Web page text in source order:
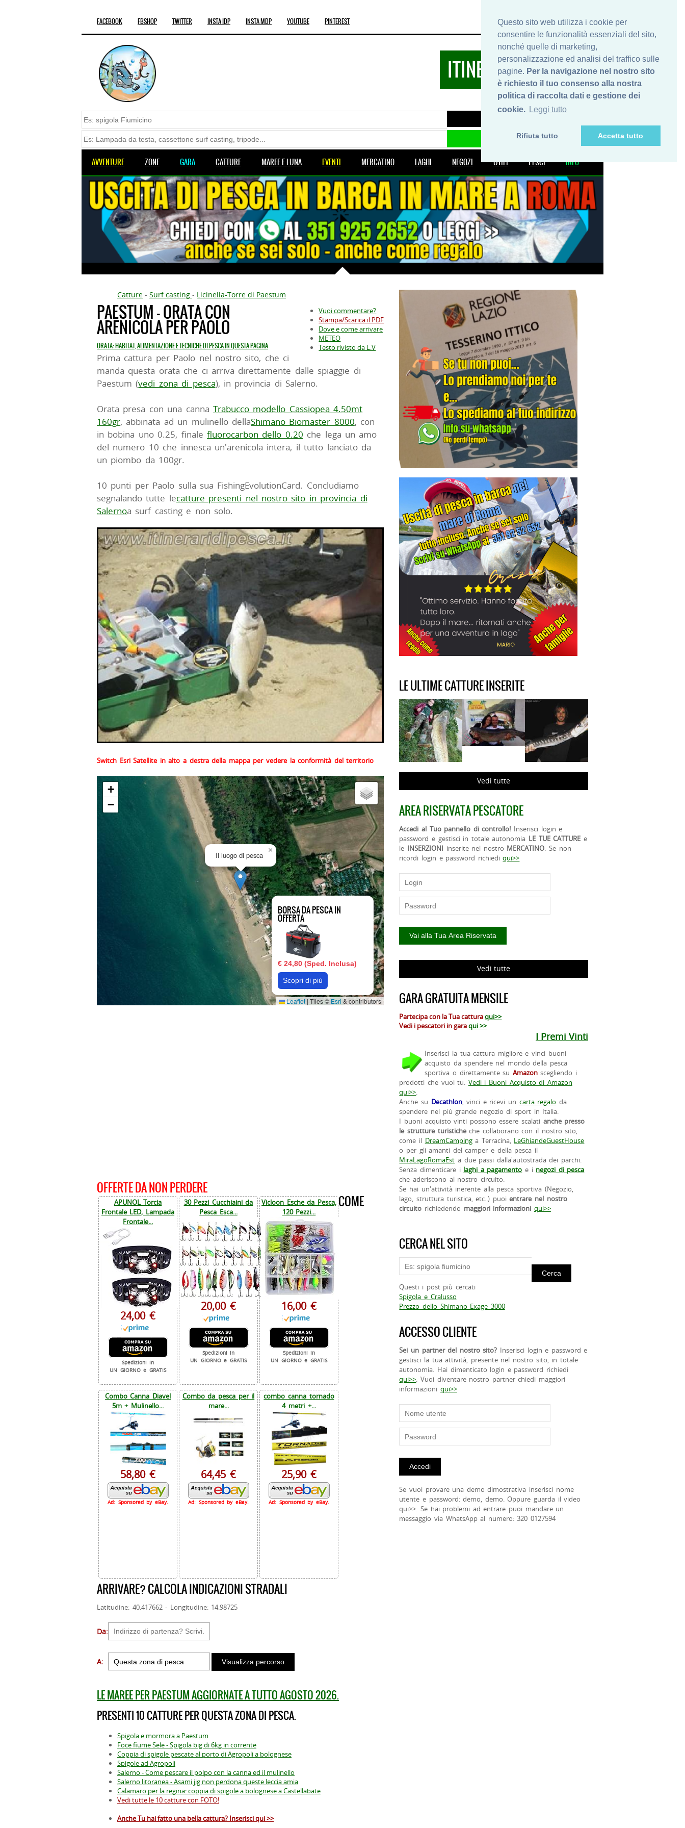
Questo sito web utilizza i cookie per
consentire le funzionalità essenziali del sito,
nonché quelle di marketing,
personalizzazione ed analisi del traffico sulle
pagine. Per la navigazione nel nostro sito
è richiesto il tuo consenso alla nostra
politica di raccolta dati e gestione dei
cookie. Leggi tutto
Rifiuta tutto Accetta tutto
FACEBOOK FBSHOP TWITTER INSTA IDP INSTA MDP YOUTUBE PINTEREST PRIVACY
SHOP
INFO
ITINERARIDIPESCA.IT
AVVENTURE ZONE GARA CATTURE MAREE E LUNA EVENTI MERCATINO LAGHI NEGOZI UTILI PESCI INFO
Catture - Surf casting - Licinella-Torre di Paestum
Vuoi commentare?
Stampa/Scarica il PDF
Dove e come arrivare
METEO
Testo rivisto da L.V
PAESTUM - ORATA CON
ARENICOLA PER PAOLO
ORATA: HABITAT, ALIMENTAZIONE E TECNICHE DI PESCA IN QUESTA PAGINA
Prima cattura per Paolo nel nostro sito, che ci
manda questa orata che ci arriva direttamente dalle spiaggie di
Paestum (vedi zona di pesca), in provincia di Salerno.
Orata presa con una canna Trabucco modello Cassiopea 4.50mt
160gr, abbinata ad un mulinello dellaShimano Biomaster 8000, con
in bobina uno 0.25, finale fluorocarbon dello 0.20 che lega un amo
del numero 10 che innesca un'arenicola intera, il tutto lanciato da
un piombo da 100gr.
10 punti per Paolo sulla sua FishingEvolutionCard. Concludiamo
segnalando tutte lecatture presenti nel nostro sito in provincia di
Salernoa surf casting e non solo.
Switch Esri Satellite in alto a destra della mappa per vedere la conformità del territorio
BORSA DA PESCA IN
OFFERTA
€ 24,80 (Sped. Inclusa)
Scopri di più
Il luogo di pesca
×
+
−
Leaflet | Tiles ©Esri & contributors
OFFERTE DA NON PERDERE
APUNOL Torcia
Frontale LED, Lampada
Frontale...
24,00 €
Spedizioni in
UN GIORNO e GRATIS
30 Pezzi Cucchiaini da
Pesca Esca...
20,00 €
Spedizioni in
UN GIORNO e GRATIS
Vicloon Esche da Pesca,
120 Pezzi...
16,00 €
Spedizioni in
UN GIORNO e GRATIS
Combo Canna Diavel
5m + Mulinello...
58,80 €
Ad: Sponsored by eBay.
Combo da pesca per il
mare...
64,45 €
Ad: Sponsored by eBay.
combo canna tornado
4 metri +...
25,90 €
Ad: Sponsored by eBay.
COME
ARRIVARE? CALCOLA INDICAZIONI STRADALI
Latitudine: 40.417662 - Longitudine: 14.98725
Da:
A:
LE MAREE PER PAESTUM AGGIORNATE A TUTTO AGOSTO 2026.
PRESENTI 10 CATTURE PER QUESTA ZONA DI PESCA.
Spigola e mormora a Paestum
Foce fiume Sele - Spigola big di 6kg in corrente
Coppia di spigole pescate al porto di Agropoli a bolognese
Spigole ad Agropoli
Salerno - Come pescare il polpo con la canna ed il mulinello
Salerno litoranea - Asami jig non perdona queste leccia amia
Calamaro per la regina: coppia di spigole a bolognese a Castellabate
Vedi tutte le 10 catture con FOTO!
Anche Tu hai fatto una bella cattura? Inserisci qui >>
LE ULTIME CATTURE INSERITE
Vedi tutte
AREA RISERVATA PESCATORE
Accedi al Tuo pannello di controllo! Inserisci login e
password e gestisci in totale autonomia LE TUE CATTURE e
le INSERZIONI inserite nel nostro MERCATINO. Se non
ricordi login e password richiediqui>>
Vedi tutte
GARA GRATUITA MENSILE
Partecipa con la Tua catturaqui>>
Vedi i pescatori in garaqui >>
I Premi Vinti
Inserisci la tua cattura migliore e vinci buoni
acquisto da spendere nel mondo della pesca
sportiva o direttamente su Amazonscegliendo i
prodotti che vuoi tu. Vedi i Buoni Acquisto di Amazon
qui>>.
Anche su Decathlon, vinci e ricevi un carta regalo da
spendere nel più grande negozio di sport in Italia.
I buoni acquisto vinti possono essere scalati anche presso
le strutture turisticheche collaborano con il nostro sito,
come il DreamCampinga Terracina, LeGhiandeGuestHouse
o per gli amanti del camper e della pesca il
MiraLagoRomaEst a due passi dalla'autostrada dei parchi.
Senza dimenticare i laghi a pagamento e i negozi di pesca
che aderiscono al nostro circuito.
Se hai un'attività inerente alla pesca sportiva (Negozio,
lago, struttura turistica, etc..) puoientrare nel nostro
circuito richiedendo maggiori informazioni qui>>
CERCA NEL SITO
Questi i post più cercati
Spigola e Cralusso
Prezzo dello Shimano Exage 3000
ACCESSO CLIENTE
Sei un partner del nostro sito? Inserisci login e password e
gestisci la tua attività, presente nel nostro sito, in totale
autonomia. Hai dimenticato login e password richiedi
qui>>. Vuoi diventare nostro partner chiedi maggiori
informazioniqui>>
Se vuoi provare una demo dimostrativa inserisci nome
utente e password: demo, demo. Oppure guarda il video
qui>>. Se hai problemi ad entrare puoi mandare un
messaggio via WhatsApp al numero: 320 0127594